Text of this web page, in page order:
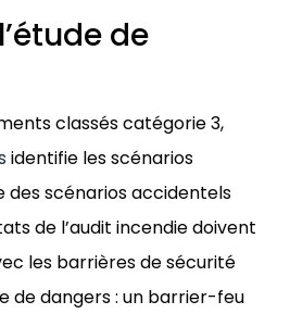
de
classés catégorie 3,
identifie les scénarios
des scénarios accidentels
de l’audit incendie doivent
les barrières de sécurité
de dangers : un barrier-feu